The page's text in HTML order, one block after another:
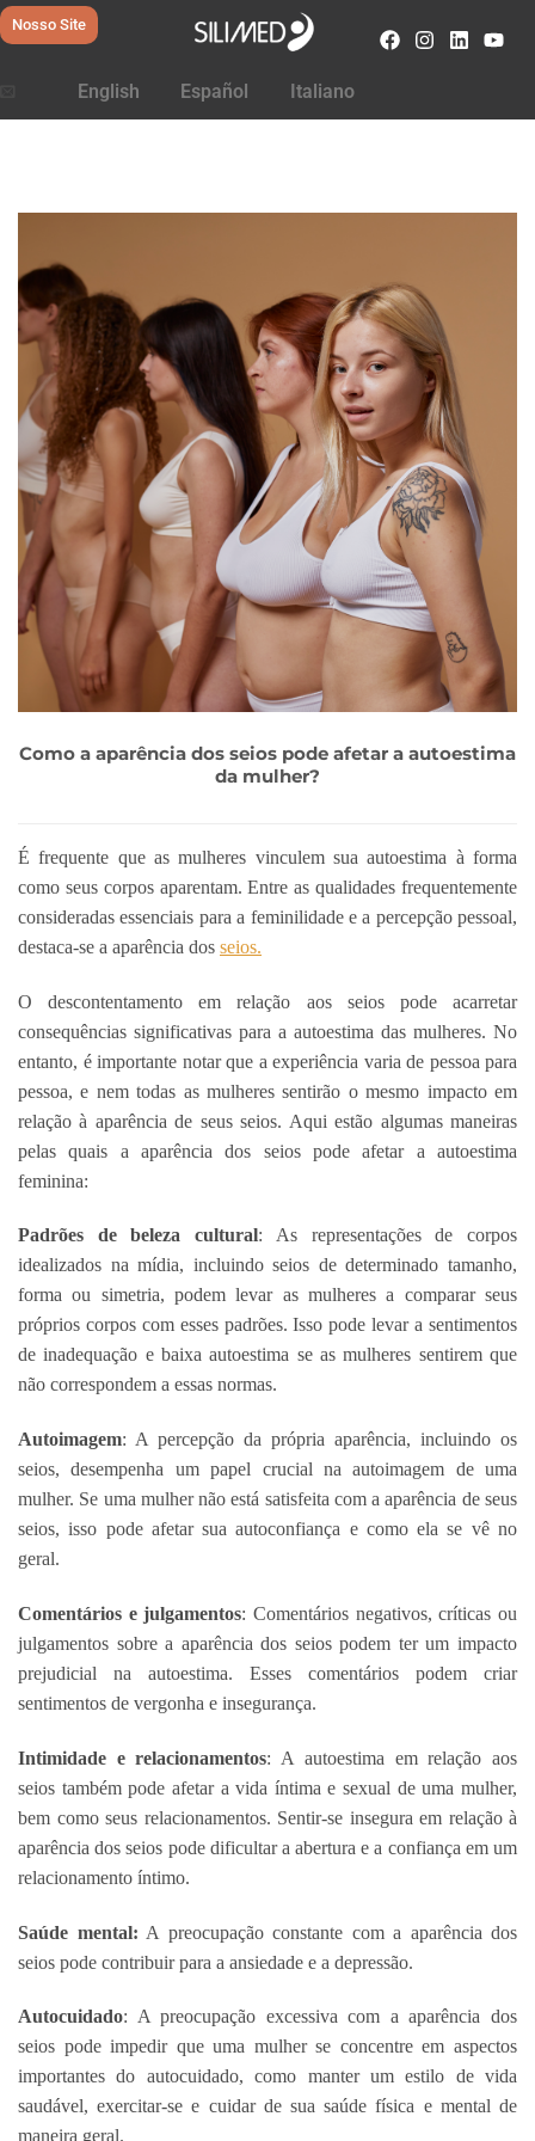
Nosso Site
English Español Italiano
Como a aparência dos seios pode afetar a autoestima
da mulher?
É frequente que as mulheres vinculem sua autoestima à forma
como seus corpos aparentam. Entre as qualidades frequentemente
consideradas essenciais para a feminilidade e a percepção pessoal,
destaca-se a aparência dos seios.
O descontentamento em relação aos seios pode acarretar
consequências significativas para a autoestima das mulheres. No
entanto, é importante notar que a experiência varia de pessoa para
pessoa, e nem todas as mulheres sentirão o mesmo impacto em
relação à aparência de seus seios. Aqui estão algumas maneiras
pelas quais a aparência dos seios pode afetar a autoestima
feminina:
Padrões de beleza cultural: As representações de corpos
idealizados na mídia, incluindo seios de determinado tamanho,
forma ou simetria, podem levar as mulheres a comparar seus
próprios corpos com esses padrões. Isso pode levar a sentimentos
de inadequação e baixa autoestima se as mulheres sentirem que
não correspondem a essas normas.
Autoimagem: A percepção da própria aparência, incluindo os
seios, desempenha um papel crucial na autoimagem de uma
mulher. Se uma mulher não está satisfeita com a aparência de seus
seios, isso pode afetar sua autoconfiança e como ela se vê no
geral.
Comentários e julgamentos: Comentários negativos, críticas ou
julgamentos sobre a aparência dos seios podem ter um impacto
prejudicial na autoestima. Esses comentários podem criar
sentimentos de vergonha e insegurança.
Intimidade e relacionamentos: A autoestima em relação aos
seios também pode afetar a vida íntima e sexual de uma mulher,
bem como seus relacionamentos. Sentir-se insegura em relação à
aparência dos seios pode dificultar a abertura e a confiança em um
relacionamento íntimo.
Saúde mental: A preocupação constante com a aparência dos
seios pode contribuir para a ansiedade e a depressão.
Autocuidado: A preocupação excessiva com a aparência dos
seios pode impedir que uma mulher se concentre em aspectos
importantes do autocuidado, como manter um estilo de vida
saudável, exercitar-se e cuidar de sua saúde física e mental de
maneira geral.